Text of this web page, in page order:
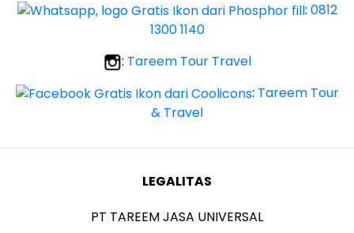
: 0812
1300 1140
: Tareem Tour Travel
: Tareem Tour
& Travel
LEGALITAS
PT TAREEM JASA UNIVERSAL